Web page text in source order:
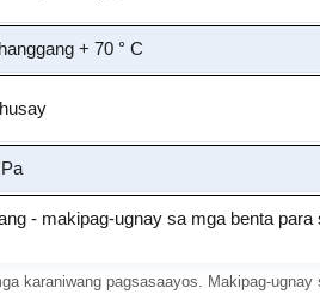
karaniwang pagsasaayos. Makipag-
+ 70 ° C
- makipag-ugnay sa mga benta para